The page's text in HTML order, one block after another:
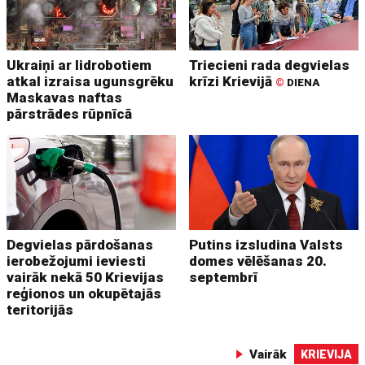
Ukraiņi ar lidrobotiem
atkal izraisa ugunsgrēku
Maskavas naftas
pārstrādes rūpnīcā
Triecieni rada degvielas
krīzi Krievijā © DIENA
Degvielas pārdošanas
ierobežojumi ieviesti
vairāk nekā 50 Krievijas
reģionos un okupētajās
teritorijās
Putins izsludina Valsts
domes vēlēšanas 20.
septembrī
Vairāk KRIEVIJA